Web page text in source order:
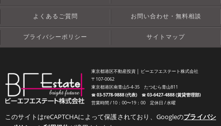
よくあるご質問 お問い合わせ・無料相談
プライバシーポリシー サイトマップ
東京都港区不動産投資 │ ビーエフエステート株式会社
〒107-0062
東京都港区南青山5-4-35 たつむら青山811
☎︎03-5778-9888 (代表)☎︎03-6427-4888 (賃貸管理部)
営業時間 / 10：00〜19：00 定休日 / 水曜
このサイトはreCAPTCHAによって保護されており、Googleのプライバシ